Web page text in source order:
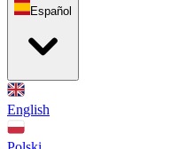
Español
English